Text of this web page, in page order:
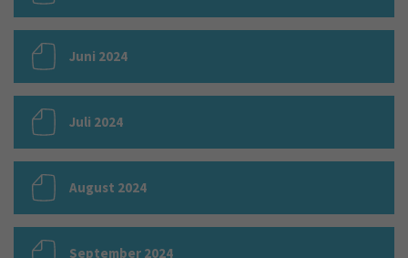
Juni 2024
Juli 2024
August 2024
September 2024